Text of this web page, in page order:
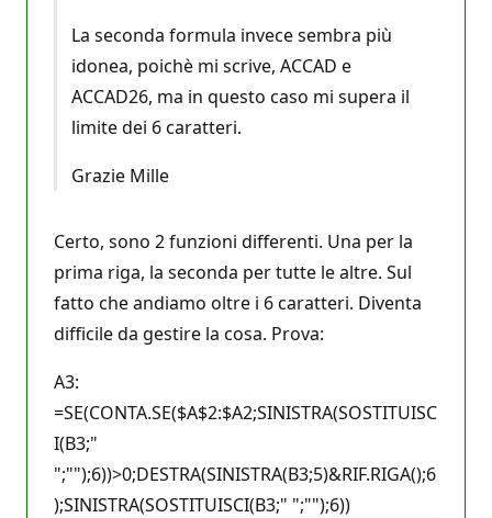
La seconda formula invece sembra più
idonea, poichè mi scrive, ACCAD e
ACCAD26, ma in questo caso mi supera il
limite dei 6 caratteri.
Grazie Mille
Certo, sono 2 funzioni differenti. Una per la
prima riga, la seconda per tutte le altre. Sul
fatto che andiamo oltre i 6 caratteri. Diventa
difficile da gestire la cosa. Prova:
A3:
=SE(CONTA.SE($A$2:$A2;SINISTRA(SOSTITUISC
I(B3;"
";"");6))>0;DESTRA(SINISTRA(B3;5)&RIF.RIGA();6
);SINISTRA(SOSTITUISCI(B3;" ";"");6))